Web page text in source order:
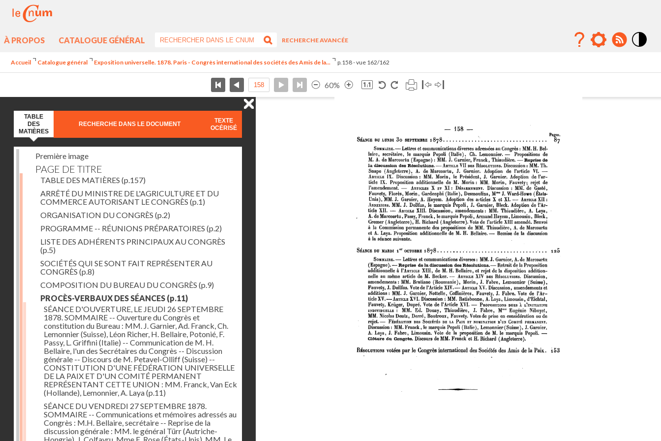
À PROPOS CATALOGUE GÉNÉRAL
RECHERCHE AVANCÉE
Accueil Catalogue général Exposition universelle. 1878. Paris - Congrès international des sociétés des Amis de la... p.158 - vue 162/162
60%
TABLE
DES
MATIÈRES
RECHERCHE DANS LE DOCUMENT
TEXTE
OCÉRISÉ
Première image
PAGE DE TITRE
TABLE DES MATIÈRES (p.157)
ARRÊTÉ DU MINISTRE DE L'AGRICULTURE ET DU
COMMERCE AUTORISANT LE CONGRÈS (p.1)
ORGANISATION DU CONGRÈS (p.2)
PROGRAMME -- RÉUNIONS PRÉPARATOIRES (p.2)
LISTE DES ADHÉRENTS PRINCIPAUX AU CONGRÈS
(p.5)
SOCIÉTÉS QUI SE SONT FAIT REPRÉSENTER AU
CONGRÈS (p.8)
COMPOSITION DU BUREAU DU CONGRÈS (p.9)
PROCÈS-VERBAUX DES SÉANCES (p.11)
SÉANCE D'OUVERTURE, LE JEUDI 26 SEPTEMBRE
1878. SOMMAIRE -- Ouverture du Congrès et
constitution du Bureau : MM. J. Garnier, Ad. Franck, Ch.
Lemonnier (Suisse), Léon Richer, H. Bellaire, Potonié, F.
Passy, L. Griffini (Italie) -- Communication de M. H.
Bellaire, l'un des Secrétaires du Congrès -- Discussion
générale -- Discours de M. Petavel-Olliff (Suisse) --
CONSTITUTION D'UNE FÉDÉRATION UNIVERSELLE
DE LA PAIX ET D'UN COMITÉ PERMANENT
REPRÉSENTANT CETTE UNION : MM. Franck, Van Eck
(Hollande), Lemonnier, A. Laya(p.11)
SÉANCE DU VENDREDI 27 SEPTEMBRE 1878.
SOMMAIRE -- Communications et mémoires adressés au
Congrès : M.H. Bellaire, secrétaire -- Reprise de la
discussion générale : MM. le général Türr (Autriche-